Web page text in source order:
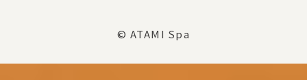
© ATAMI Spa